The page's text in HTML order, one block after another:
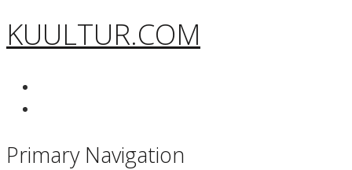
KUULTUR.COM
Primary Navigation